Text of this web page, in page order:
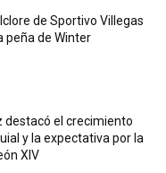
de Sportivo Villegas
peña de Winter
destacó el crecimiento
y la expectativa por la
XIV